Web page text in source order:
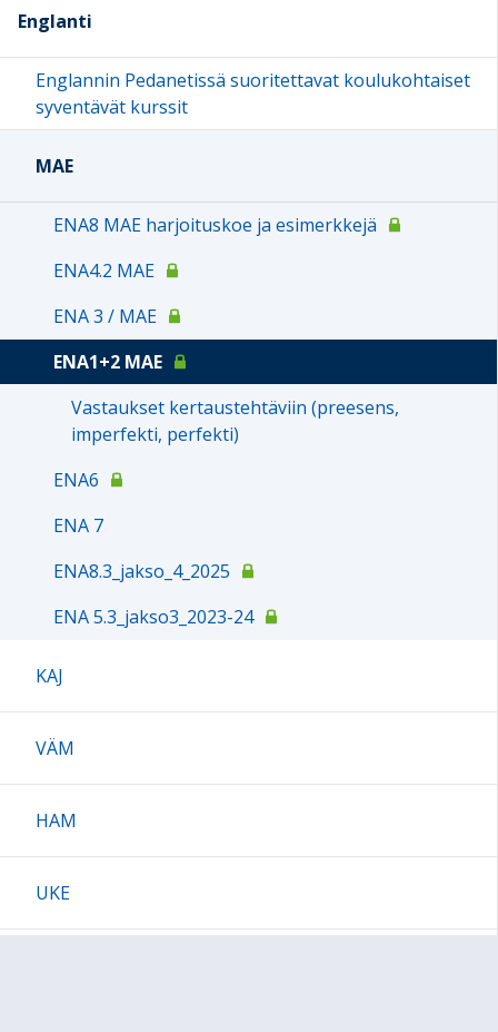
Englanti
Englannin Pedanetissä suoritettavat koulukohtaiset
syventävät kurssit
MAE
ENA8 MAE harjoituskoe ja esimerkkejä
ENA4.2 MAE
ENA 3 / MAE
ENA1+2 MAE
Vastaukset kertaustehtäviin (preesens,
imperfekti, perfekti)
ENA6
ENA 7
ENA8.3_jakso_4_2025
ENA 5.3_jakso3_2023-24
KAJ
VÄM
HAM
UKE